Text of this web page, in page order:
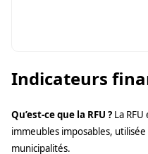
Indicateurs
Qu’est-ce que la RFU ? La
immeubles imposables,
municipalités.